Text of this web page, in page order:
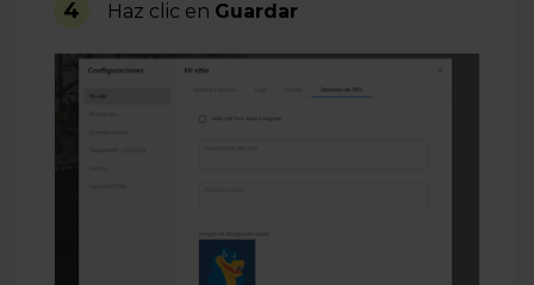
4 Haz clic en Guardar